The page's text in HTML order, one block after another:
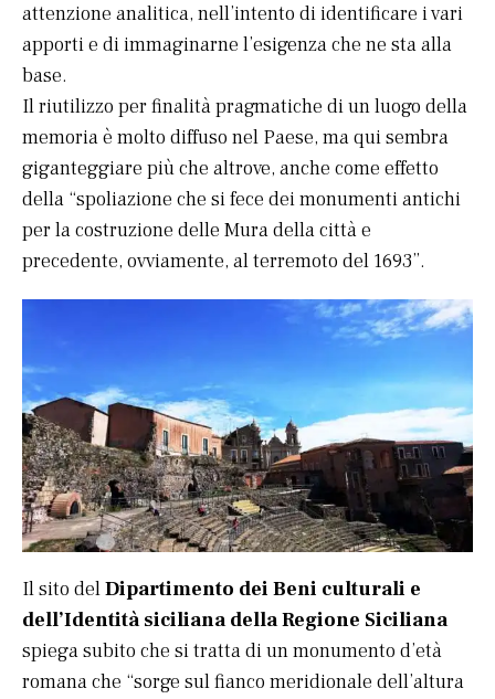
attenzione analitica, nell’intento di identificare i vari
apporti e di immaginarne l’esigenza che ne sta alla
base.
Il riutilizzo per finalità pragmatiche di un luogo della
memoria è molto diffuso nel Paese, ma qui sembra
giganteggiare più che altrove, anche come effetto
della “spoliazione che si fece dei monumenti antichi
per la costruzione delle Mura della città e
precedente, ovviamente, al terremoto del 1693”.
Il sito delDipartimento dei Beni culturali e
dell’Identità siciliana della Regione Siciliana
spiega subito che si tratta di un monumento d’età
romana che “sorge sul fianco meridionale dell’altura